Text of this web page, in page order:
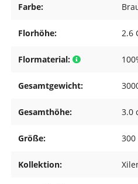
Farbe:
Florhöhe: 2.6
Flormaterial:
Gesamtgewicht:
Gesamthöhe: 3.0
Größe: 300
Kollektion: